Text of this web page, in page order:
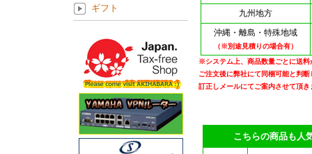
九州地方
沖縄・離島・特殊地域
（※別途見積りの場合有）
※システム上、商品数量ごとに送料
ご注文後に弊社にて同梱可能と判
訂正しメールにてご案内させて頂き
こちらの商品も人気
ギフト